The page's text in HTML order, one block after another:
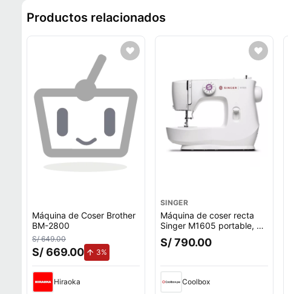
Productos relacionados
Máquina de Coser Brother
BM-2800
S/ 649.00
S/ 669.00 3%
Hiraoka
SINGER
Máquina de coser recta
Singer M1605 portable, 6
puntadas, blanco
S/ 790.00
Coolbox